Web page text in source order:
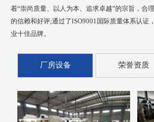
着“崇尚质量、以人为本、追求卓越”的宗旨，合
的信赖和好评;通过了ISO9001国际质量体系认证
业十佳品牌。
厂房设备 荣誉资质